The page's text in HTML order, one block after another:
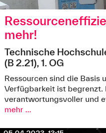
Bayern (REZ)
mehr!
Technische
(B 2.21), 1. OG
Ressourcen sind die Basis
Verfügbarkeit ist begrenzt.
verantwortungsvoller und
mehr ...